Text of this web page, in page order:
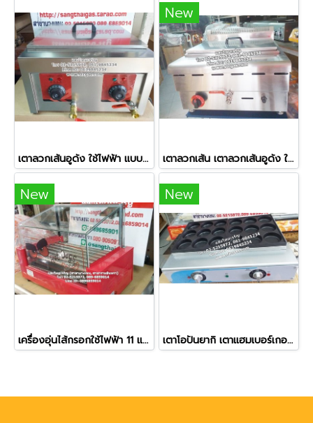
เตาลวกเส้นอูด้ง ใช้ไฟฟ้า แบบตั้งโต๊ะ ขนาด 4 ช่องลวก
New
เตาลวกเส้น เตาลวกเส้นอูด้ง ใช้แก๊ส 6 ช่องลวก
New
เครื่องอุ่นไส้กรอกใช้ไฟฟ้า 11 แกนหมุน ยี่ห้อเวอร์รี่
New
เตาโอปันยากิ เตาแฮมเบอร์เกอร์ เตาบ้าบิ่น ระบบไฟฟ้า ขนาด 18 หลุม